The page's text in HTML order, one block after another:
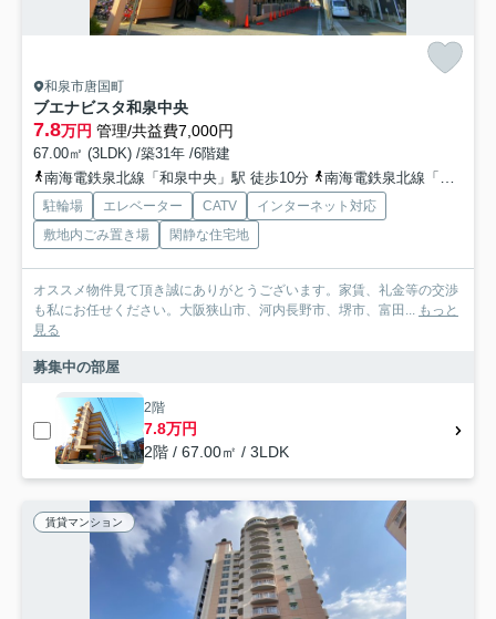
和泉市唐国町
ブエナビスタ和泉中央
7.8万円 管理/共益費7,000円
67.00㎡ (3LDK) /築31年 /6階建
南海電鉄泉北線「和泉中央」駅 徒歩10分
南海電鉄泉北線「光明池」駅 徒歩44分
駐輪場 エレベーター CATV
インターネット対応
敷地内ごみ置き場
閑静な住宅地
オススメ物件見て頂き誠にありがとうございます。家賃、礼金等の交渉
も私にお任せください。大阪狭山市、河内長野市、堺市、富田... もっと
見る
募集中の部屋
2階
7.8万円
2階 / 67.00㎡ / 3LDK
賃貸マンション